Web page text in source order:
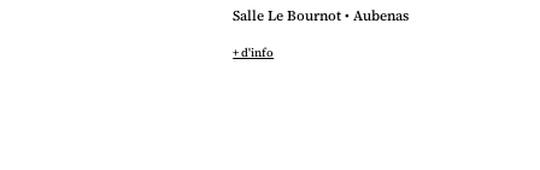
Salle Le Bournot • Aubenas
+ d'info